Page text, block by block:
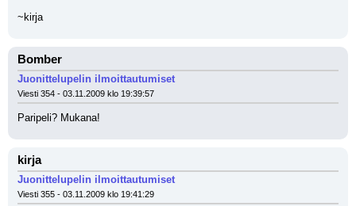
~kirja
Bomber
Juonittelupelin ilmoittautumiset
Viesti 354 - 03.11.2009 klo 19:39:57
Paripeli? Mukana!
kirja
Juonittelupelin ilmoittautumiset
Viesti 355 - 03.11.2009 klo 19:41:29